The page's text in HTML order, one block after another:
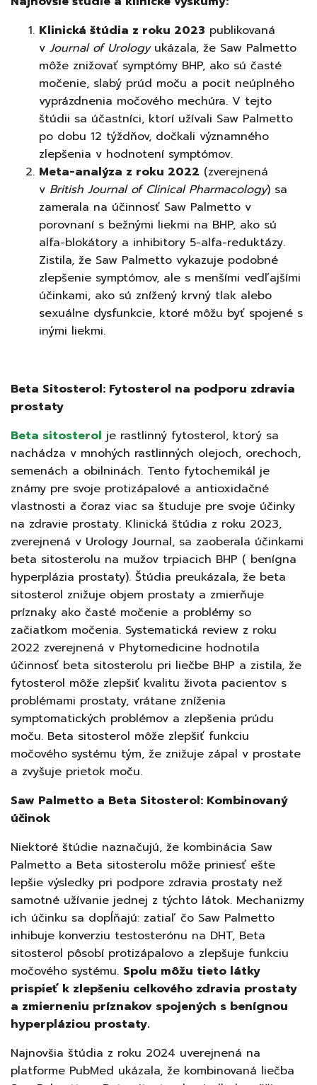
Klinická štúdia z roku 2023 publikovaná
v Journal of Urology ukázala, že Saw Palmetto
môže znižovať symptómy BHP, ako sú časté
močenie, slabý prúd moču a pocit neúplného
vyprázdnenia močového mechúra. V tejto
štúdii sa účastníci, ktorí užívali Saw Palmetto
po dobu 12 týždňov, dočkali významného
zlepšenia v hodnotení symptómov.
Meta-analýza z roku 2022 (zverejnená
v British Journal of Clinical Pharmacology) sa
zamerala na účinnosť Saw Palmetto v
porovnaní s bežnými liekmi na BHP, ako sú
alfa-blokátory a inhibitory 5-alfa-reduktázy.
Zistila, že Saw Palmetto vykazuje podobné
zlepšenie symptómov, ale s menšími vedľajšími
účinkami, ako sú znížený krvný tlak alebo
sexuálne dysfunkcie, ktoré môžu byť spojené s
inými liekmi.
Beta Sitosterol: Fytosterol na podporu zdravia
prostaty
Beta sitosterol je rastlinný fytosterol, ktorý sa
nachádza v mnohých rastlinných olejoch, orechoch,
semenách a obilninách. Tento fytochemikál je
známy pre svoje protizápalové a antioxidačné
vlastnosti a čoraz viac sa študuje pre svoje účinky
na zdravie prostaty. Klinická štúdia z roku 2023,
zverejnená v Urology Journal, sa zaoberala účinkami
beta sitosterolu na mužov trpiacich BHP ( benígna
hyperplázia prostaty). Štúdia preukázala, že beta
sitosterol znižuje objem prostaty a zmierňuje
príznaky ako časté močenie a problémy so
začiatkom močenia. Systematická review z roku
2022 zverejnená v Phytomedicine hodnotila
účinnosť beta sitosterolu pri liečbe BHP a zistila, že
fytosterol môže zlepšiť kvalitu života pacientov s
problémami prostaty, vrátane zníženia
symptomatických problémov a zlepšenia prúdu
moču. Beta sitosterol môže zlepšiť funkciu
močového systému tým, že znižuje zápal v prostate
a zvyšuje prietok moču.
Saw Palmetto a Beta Sitosterol: Kombinovaný
účinok
Niektoré štúdie naznačujú, že kombinácia Saw
Palmetto a Beta sitosterolu môže priniesť ešte
lepšie výsledky pri podpore zdravia prostaty než
samotné užívanie jednej z týchto látok. Mechanizmy
ich účinku sa dopĺňajú: zatiaľ čo Saw Palmetto
inhibuje konverziu testosterónu na DHT, Beta
sitosterol pôsobí protizápalovo a zlepšuje funkciu
močového systému. Spolu môžu tieto látky
prispieť k zlepšeniu celkového zdravia prostaty
a zmierneniu príznakov spojených s benígnou
hyperpláziou prostaty.
Najnovšia štúdia z roku 2024 uverejnená na
platforme PubMed ukázala, že kombinovaná liečba